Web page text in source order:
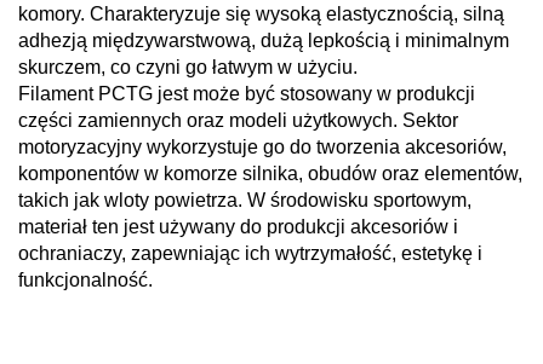
komory. Charakteryzuje się wysoką elastycznością, silną
adhezją międzywarstwową, dużą lepkością i minimalnym
skurczem, co czyni go łatwym w użyciu.
Filament PCTG jest może być stosowany w produkcji
części zamiennych oraz modeli użytkowych. Sektor
motoryzacyjny wykorzystuje go do tworzenia akcesoriów,
komponentów w komorze silnika, obudów oraz elementów,
takich jak wloty powietrza. W środowisku sportowym,
materiał ten jest używany do produkcji akcesoriów i
ochraniaczy, zapewniając ich wytrzymałość, estetykę i
funkcjonalność.